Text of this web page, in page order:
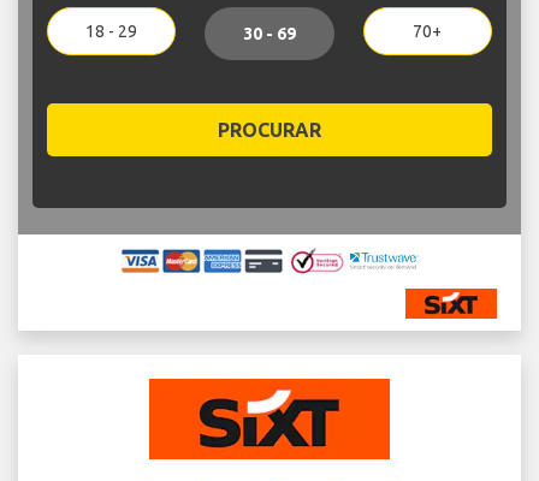
18 - 29 30 - 69 70+
PROCURAR